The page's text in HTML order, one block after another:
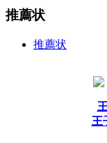
推薦状
推薦状
王